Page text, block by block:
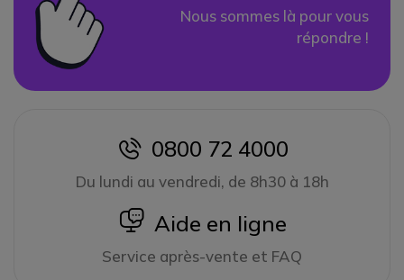
Nous sommes là pour vous
répondre !
icon
0800 72 4000
Du lundi au vendredi, de 8h30 à 18h
icon
Aide en ligne
Service après-vente et FAQ